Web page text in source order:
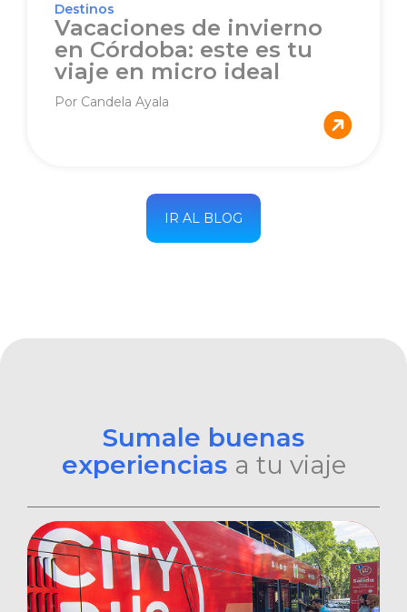
Destinos
Vacaciones de invierno
en Córdoba: este es tu
viaje en micro ideal
Por Candela Ayala
IR AL BLOG
Sumale buenas
experiencias a tu viaje